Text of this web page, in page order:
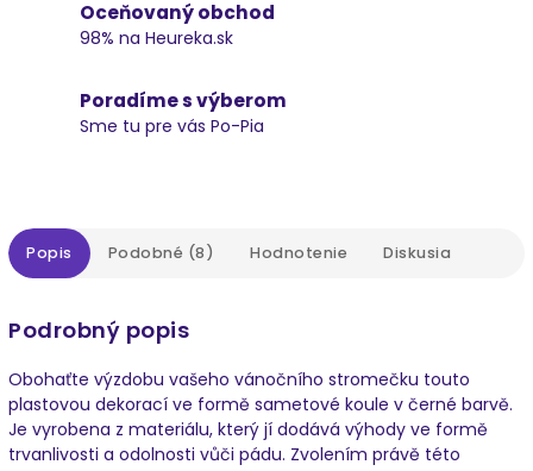
Oceňovaný obchod
98% na Heureka.sk
Poradíme s výberom
Sme tu pre vás Po-Pia
Popis Podobné (8) Hodnotenie Diskusia
Podrobný popis
Obohaťte výzdobu vašeho vánočního stromečku touto
plastovou dekorací ve formě sametové koule v černé barvě.
Je vyrobena z materiálu, který jí dodává výhody ve formě
trvanlivosti a odolnosti vůči pádu. Zvolením právě této